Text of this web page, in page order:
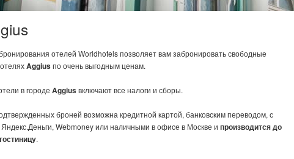
отелей Worldhotels позволяет вам забронировать свободные
Aggiusпо очень выгодным ценам.
в городе Aggiusвключают все налоги и сборы.
броней возможна кредитной картой, банковским переводом, с
Webmoney или наличными в офисе в Москве и производится до
.